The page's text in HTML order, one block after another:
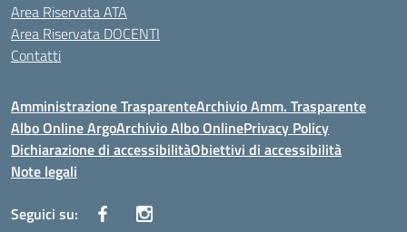
Area Riservata ATA
Area Riservata DOCENTI
Contatti
Amministrazione TrasparenteArchivio Amm. Trasparente
Albo Online ArgoArchivio Albo OnlinePrivacy Policy
Dichiarazione di accessibilitàObiettivi di accessibilità
Note legali
Seguici su: